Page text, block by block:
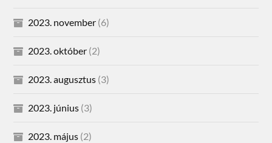
2023. november (6)
2023. október (2)
2023. augusztus (3)
2023. június (3)
2023. május (2)